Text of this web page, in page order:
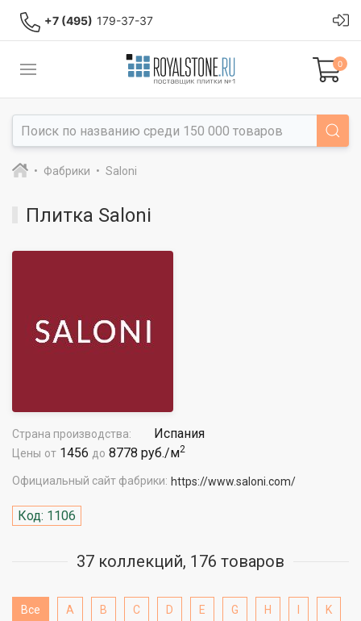
+7 (495) 179-37-37
0
Фабрики Saloni
Плитка Saloni
Страна производства: Испания
Цены от 1456 до 8778 руб./м2
Официальный сайт фабрики: https://www.saloni.com/
Код: 1106
37 коллекций, 176 товаров
Все A B C D E G H K